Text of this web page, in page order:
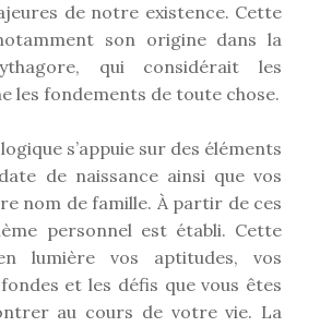
de notre existence. Cette
son origine dans la
qui considérait les
les fondements de toute chose.
s’appuie sur des éléments
de naissance ainsi que vos
nom de famille. À partir de ces
personnel est établi. Cette
lumière vos aptitudes, vos
et les défis que vous êtes
au cours de votre vie. La